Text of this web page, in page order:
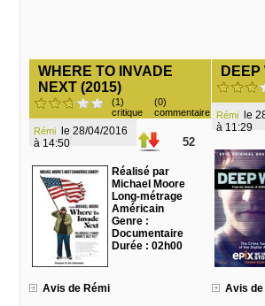
WHERE TO INVADE
NEXT (2015)
(1)
critique
(0)
commentaire
Rémi
à 14:50
52
Réalisé par
Michael Moore
Long-métrage
Américain
Genre :
Documentaire
Durée : 02h00
Avis de Rémi
DEEP
Rémi
à 11:29
Avis de